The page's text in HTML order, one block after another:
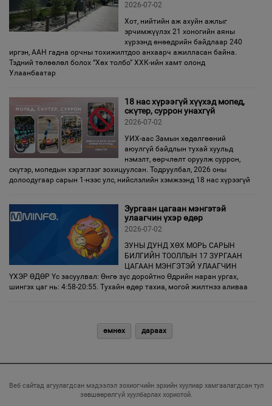
2026-07-02
Хот, нийтийн аж ахуйн ажлыг
эрчимжүүлэх 21 хоногийн аяны
хүрээнд өнөөдрийн байдлаар 240
иргэн, ААН гадна орчны тохижилтдоо анхаарч ажилласан байна.
Тэдний төлөөлөл болох “Хөх толбо” ХХК-ийн хамт олонд
Улаанбаатар
18 нас хүрээгүй хүүхэд мопед,
скүтер, суррон унахгүй
2026-07-02
УИХ-аас Замын хөдөлгөөний
аюулгүй байдлын тухай хуульд
нэмэлт, өөрчлөлт оруулж суррон,
скүтэр, мопедын хэрэглээг зохицуулсан. Тодруулбал, 2026 оны
долоодугаар сарын 1-нээс улс, нийслэлийн хэмжээнд 18 нас хүрээгүй
Зургаан цагаан мэнгэтэй
улаагчин үхэр өдөр
2026-07-02
ЗУНЫ ДУНД ХӨХ МОРЬ САРЫН
БИЛГИЙН ТООЛЛЫН 17 ЗУРГААН
ЦАГААН МЭНГЭТЭЙ УЛААГЧИН
ҮХЭР ӨДӨР Үс засуулвал: Өнгө зүс доройтно Өдрийн наран ургах,
шингэх цаг нь: 4:58-20:55. Тухайн өдөр тахиа, могой жилтнээ аливаа
өмнөх дараах
Веб сайтад агуулагдсан мэдээлэл зохиогчийн эрхийн хуулиар хамгаалагдсан тул
зөвшөөрөлгүй хуулбарлах хориотой.